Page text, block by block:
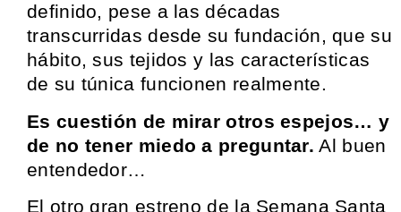
definido, pese a las décadas
transcurridas desde su fundación, que su
hábito, sus tejidos y las características
de su túnica funcionen realmente.
Es cuestión de mirar otros espejos… y
de no tener miedo a preguntar. Al buen
entendedor…
El otro gran estreno de la Semana Santa